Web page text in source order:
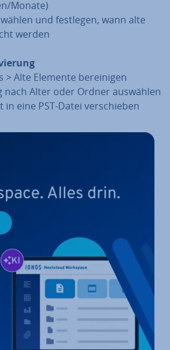
Monate)
und festlegen, wann alte
werden
> Alte Elemente be­rei­ni­gen
nach Alter oder Ordner auswählen
in eine PST-Datei ver­schie­ben